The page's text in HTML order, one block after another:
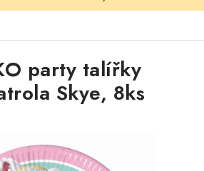
party talířky
Skye, 8ks